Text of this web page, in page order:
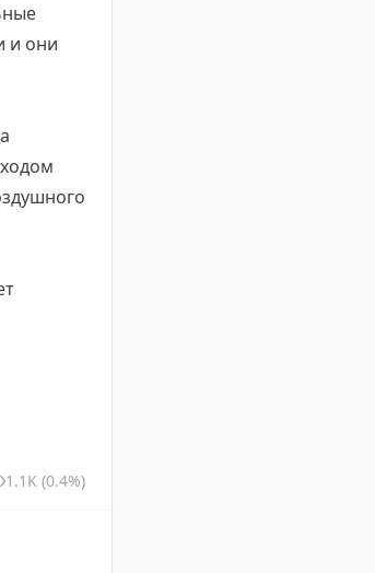
и они
1.1K (0.4%)